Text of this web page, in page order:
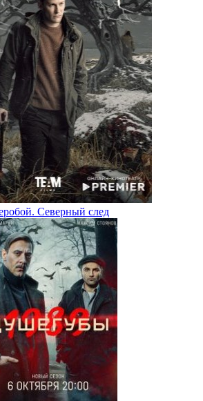
Северный след